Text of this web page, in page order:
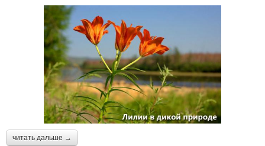
читать дальше →